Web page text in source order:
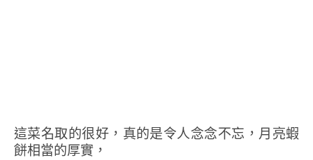
這菜名取的很好，真的是令人念念不忘，月亮蝦
餅相當的厚實，